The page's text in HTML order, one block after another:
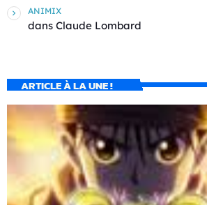
ANIMIX
dans Claude Lombard
ARTICLE À LA UNE !